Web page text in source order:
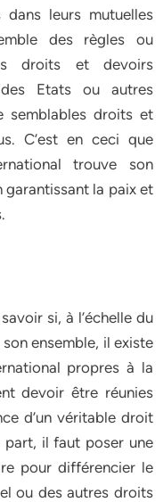
leurs mutuelles
des règles ou
droits et devoirs
des Etats ou autres
semblables droits et
C’est en ceci que
trouve son
garantissant la paix et
si, à l’échelle du
ensemble, il existe
propres à la
devoir être réunies
d’un véritable droit
part, il faut poser une
pour différencier le
ou des autres droits